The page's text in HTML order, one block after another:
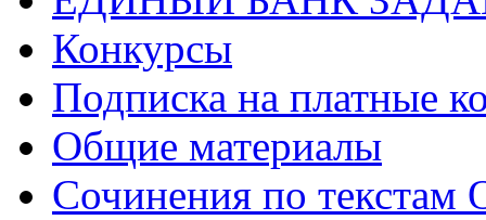
Конкурсы
Подписка на платные
Общие материалы
Сочинения по текстам